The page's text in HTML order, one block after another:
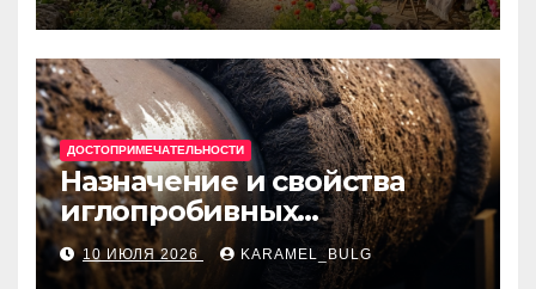
ДОСТОПРИМЕЧАТЕЛЬНОСТИ
Назначение и свойства
иглопробивных
базальтовых огнеупорных
матов
10 ИЮЛЯ 2026 KARAMEL_BULG